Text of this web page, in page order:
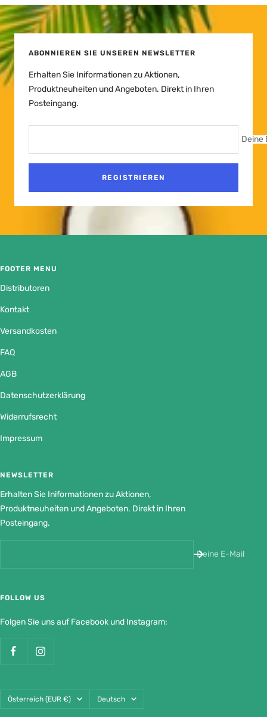
ABONNIEREN SIE UNSEREN NEWSLETTER
Erhalten Sie Iniformationen zu Aktionen,
Produktneuheiten und Angeboten. Direkt in Ihren
Posteingang.
Deine
REGISTRIEREN
FOOTER MENU
Distributoren
Kontakt
Versandkosten
FAQ
AGB
Datenschutzerklärung
Widerrufsrecht
Impressum
NEWSLETTER
Erhalten Sie Iniformationen zu Aktionen,
Produktneuheiten und Angeboten. Direkt in Ihren
Posteingang.
Deine E-Mail
FOLLOW US
Folgen Sie uns auf Facebook und Instagram:
Land/Region
Österreich (EUR €) Sprache
Deutsch